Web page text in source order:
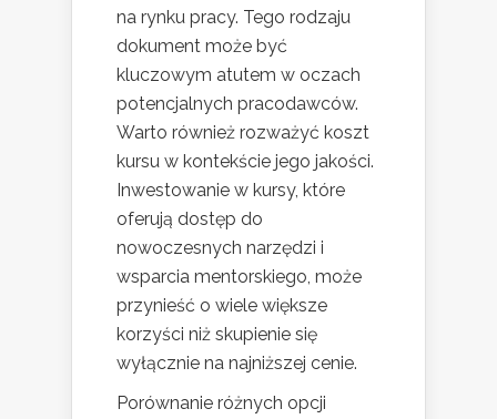
na rynku pracy. Tego rodzaju
dokument może być
kluczowym atutem w oczach
potencjalnych pracodawców.
Warto również rozważyć koszt
kursu w kontekście jego jakości.
Inwestowanie w kursy, które
oferują dostęp do
nowoczesnych narzędzi i
wsparcia mentorskiego, może
przynieść o wiele większe
korzyści niż skupienie się
wyłącznie na najniższej cenie.
Porównanie różnych opcji